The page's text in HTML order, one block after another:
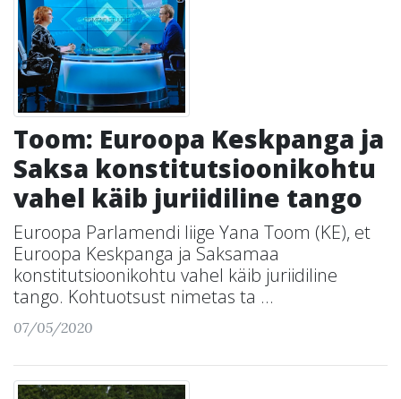
Toom: Euroopa Keskpanga ja
Saksa konstitutsioonikohtu
vahel käib juriidiline tango
Euroopa Parlamendi liige Yana Toom (KE), et
Euroopa Keskpanga ja Saksamaa
konstitutsioonikohtu vahel käib juriidiline
tango. Kohtuotsust nimetas ta ...
07/05/2020